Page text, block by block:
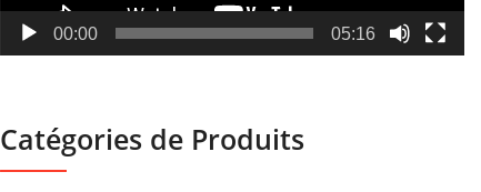
00:00 05:16
Catégories de Produits